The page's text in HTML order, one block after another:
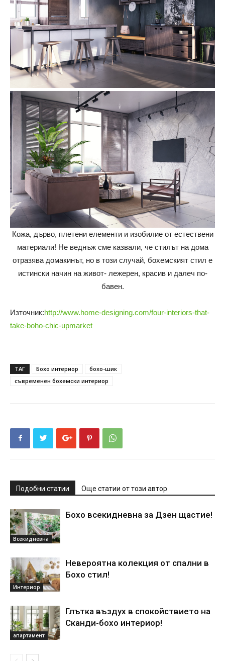
Кожа, дърво, плетени елементи и изобилие от естествени
материали! Не веднъж сме казвали, че стилът на дома
отразява домакинът, но в този случай, бохемският стил е
истински начин на живот- лежерен, красив и далеч по-
бавен.
Източник:http://www.home-designing.com/four-interiors-that-
take-boho-chic-upmarket
ТАГ Бохо интериор
бохо-шик
съвременен бохемски интериор
Подобни статии Още статии от този автор
Всекидневна
Бохо всекидневна за Дзен щастие!
Интериор
Невероятна колекция от спални в
Бохо стил!
апартамент
Глътка въздух в спокойствието на
Сканди-бохо интериор!